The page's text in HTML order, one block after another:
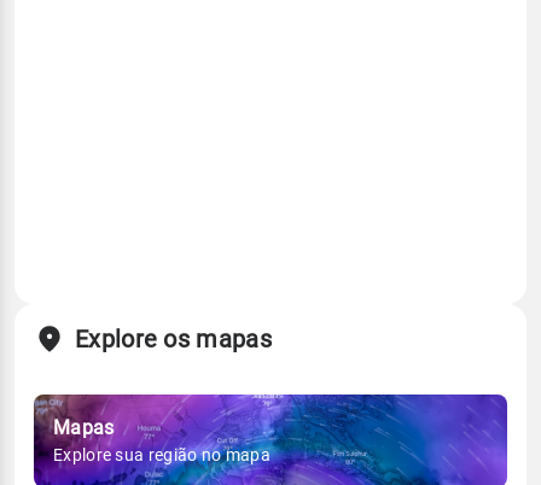
Explore os mapas
Mapas
Explore sua região no mapa